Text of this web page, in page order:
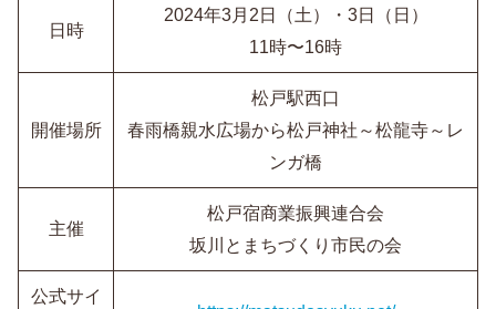
日時
2024年3月2日（土）・3日（日）
11時〜16時
開催場所
松戸駅西口
春雨橋親水広場から松戸神社～松龍寺～レ
ンガ橋
主催
松戸宿商業振興連合会
坂川とまちづくり市民の会
公式サイ